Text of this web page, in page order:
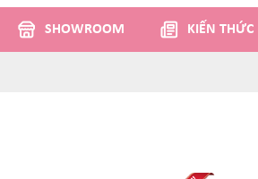
SHOWROOM KIẾN THỨC